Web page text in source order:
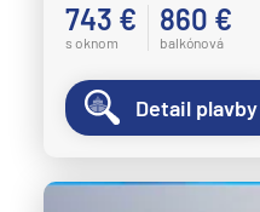
743 €
s oknom
860 €
balkónová
Detail plavby